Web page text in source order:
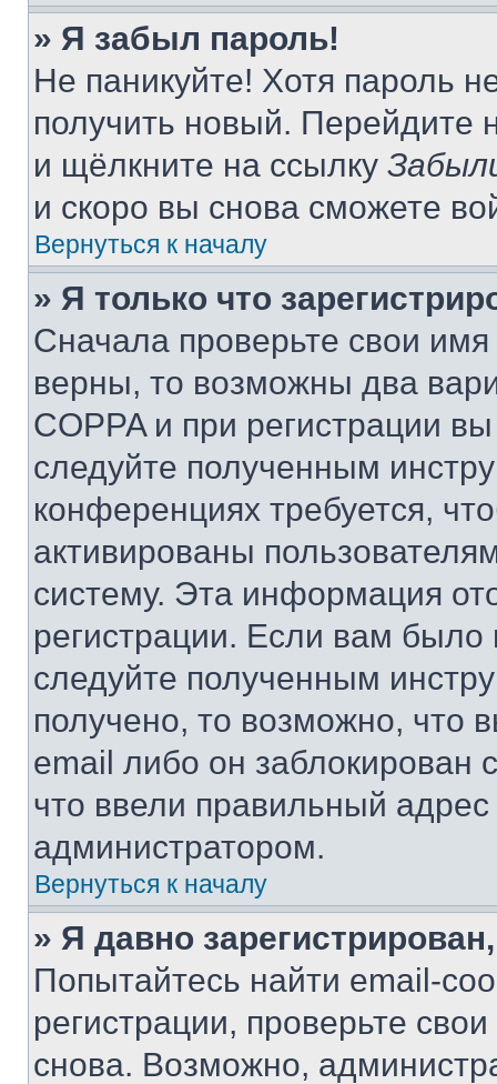
» Я забыл пароль!
Не паникуйте! Хотя пароль
получить новый. Перейдите
и щёлкните на ссылку
и скоро вы снова сможете
Вернуться к началу
» Я только что
Сначала проверьте свои
верны, то возможны два
COPPA и при регистрации
следуйте полученным
конференциях требуется,
активированы
систему. Эта информация
регистрации. Если вам
следуйте полученным
получено, то возможно, что
email либо он
что ввели правильный адрес
администратором.
Вернуться к началу
» Я давно
Попытайтесь найти email-
регистрации, проверьте
снова. Возможно,